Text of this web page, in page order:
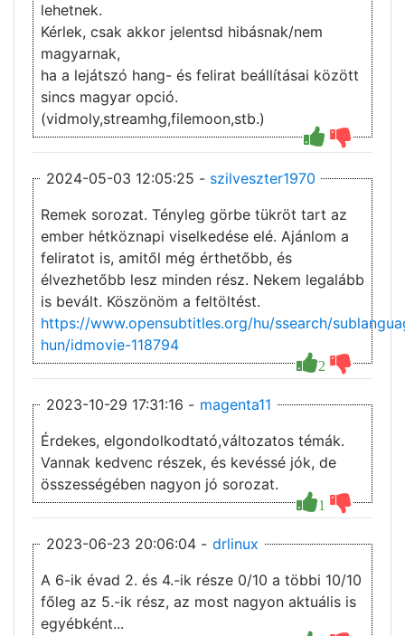
lehetnek.
Kérlek, csak akkor jelentsd hibásnak/nem
magyarnak,
ha a lejátszó hang- és felirat beállításai között
sincs magyar opció.
(vidmoly,streamhg,filemoon,stb.)
2024-05-03 12:05:25 - szilveszter1970
2
Remek sorozat. Tényleg görbe tükröt tart az
ember hétköznapi viselkedése elé. Ajánlom a
feliratot is, amitől még érthetőbb, és
élvezhetőbb lesz minden rész. Nekem legalább
is bevált. Köszönöm a feltöltést.
https://www.opensubtitles.org/hu/ssearch/
hun/idmovie-118794
2023-10-29 17:31:16 - magenta11
1
Érdekes, elgondolkodtató,változatos témák.
Vannak kedvenc részek, és kevéssé jók, de
összességében nagyon jó sorozat.
2023-06-23 20:06:04 - drlinux
A 6-ik évad 2. és 4.-ik része 0/10 a többi 10/10
főleg az 5.-ik rész, az most nagyon aktuális is
egyébként...